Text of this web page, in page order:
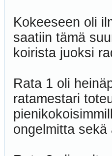
Kokeeseen oli
saatiin tämä
koirista juoksi
Rata 1 oli
ratamestari
ongelmitta